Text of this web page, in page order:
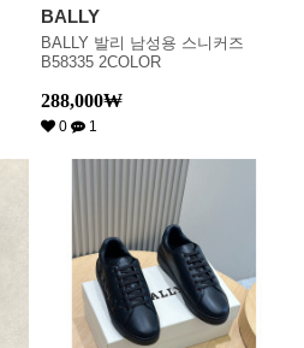
BALLY
BALLY 발리 남성용 스니커즈
B58335 2COLOR
288,000₩
0 1